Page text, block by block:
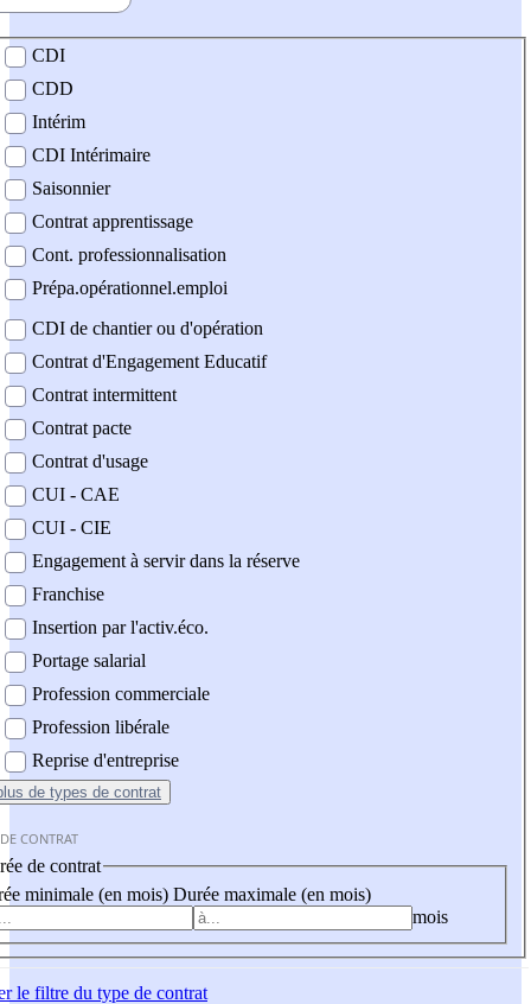
contrat
CDI
CDD
Intérim
CDI Intérimaire
Saisonnier
Contrat apprentissage
Cont. professionnalisation
Prépa.opérationnel.emploi
CDI de chantier ou d'opération
Contrat d'Engagement Educatif
Contrat intermittent
Contrat pacte
Contrat d'usage
CUI - CAE
CUI - CIE
Engagement à servir dans la réserve
Franchise
Insertion par l'activ.éco.
Portage salarial
Profession commerciale
Profession libérale
Reprise d'entreprise
de types de contrat
CONTRAT
de contrat
minimale (en mois) Durée maximale (en mois)
mois
le filtre du type de contrat